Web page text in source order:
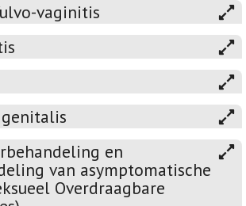
vaginitis
en
van asymptomatische
Overdraagbare